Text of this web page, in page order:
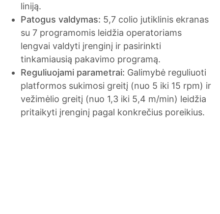
liniją.
Patogus valdymas: 5,7 colio jutiklinis ekranas
su 7 programomis leidžia operatoriams
lengvai valdyti įrenginį ir pasirinkti
tinkamiausią pakavimo programą.
Reguliuojami parametrai: Galimybė reguliuoti
platformos sukimosi greitį (nuo 5 iki 15 rpm) ir
vežimėlio greitį (nuo 1,3 iki 5,4 m/min) leidžia
pritaikyti įrenginį pagal konkrečius poreikius.